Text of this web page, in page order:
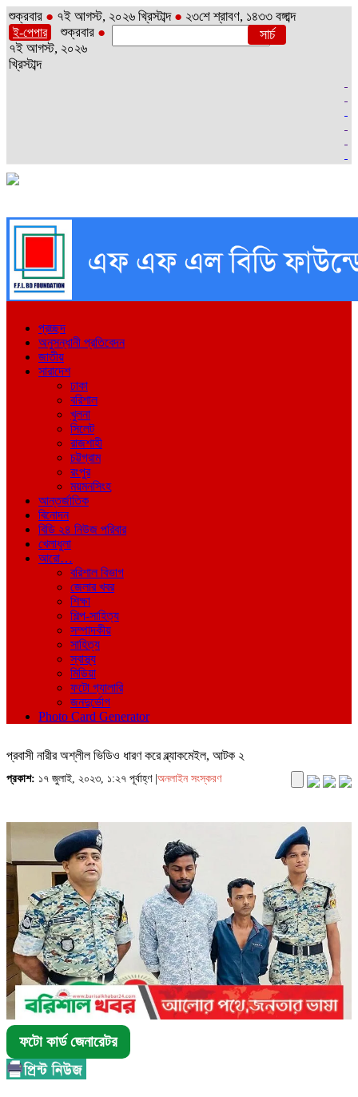
শুক্রবার ● ৭ই আগস্ট, ২০২৬ খ্রিস্টাব্দ ● ২৩শে শ্রাবণ, ১৪৩৩ বঙ্গাব্দ
ই-পেপার শুক্রবার ●
৭ই আগস্ট, ২০২৬
খ্রিস্টাব্দ
প্রচ্ছদ
অনুসন্ধানী প্রতিবেদন
জাতীয়
সারাদেশ
ঢাকা
বরিশাল
খুলনা
সিলেট
রাজশাহী
চট্টগ্রাম
রংপুর
ময়মনসিংহ
আন্তর্জাতিক
বিনোদন
বিডি ২৪ নিউজ পরিবার
খেলাধুলা
আরো…
বরিশাল বিভাগ
জেলার খবর
শিক্ষা
শিল্প-সাহিত্য
সম্পাদকীয়
সাহিত্য
স্বাস্থ্য
মিডিয়া
ফটো গ্যালারি
জনদুর্ভোগ
Photo Card Generator
প্রবাসী নারীর অশ্লীল ভিডিও ধারণ করে ব্ল্যাকমেইল, আটক ২
প্রকাশ: ১৭ জুলাই, ২০২৩, ১:২৭ পূর্বাহ্ণ | অনলাইন সংস্করণ
ফটো কার্ড জেনারেটর